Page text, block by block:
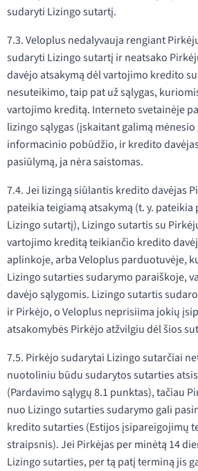
sudaryti Lizingo sutartį.
7.3. Veloplus nedalyvauja rengiant
sudaryti Lizingo sutartį ir neatsako
davėjo atsakymą dėl vartojimo kredito
nesuteikimo, taip pat už sąlygas,
vartojimo kreditą. Interneto svetainėje
lizingo sąlygas (įskaitant galimą
informacinio pobūdžio, ir kredito
pasiūlymą, ja nėra saistomas.
7.4. Jei lizingą siūlantis kredito davėjas
pateikia teigiamą atsakymą (t. y.
Lizingo sutartį), Lizingo sutartis su
vartojimo kreditą teikiančio kredito
aplinkoje, arba Veloplus parduotuvėje,
Lizingo sutarties sudarymo paraiškoje,
davėjo sąlygomis. Lizingo sutartis
ir Pirkėjo, o Veloplus neprisiima jokių
atsakomybės Pirkėjo atžvilgiu dėl šios
7.5. Pirkėjo sudarytai Lizingo sutarčiai
nuotoliniu būdu sudarytos sutarties
(Pardavimo sąlygų 8.1 punktas), tačiau
nuo Lizingo sutarties sudarymo gali
kredito sutarties (Estijos įsipareigojimų
straipsnis). Jei Pirkėjas per minėtą 14
Lizingo sutarties, per tą patį terminą jis